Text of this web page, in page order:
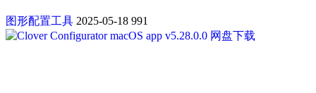
图形配置工具 2025-05-18 991